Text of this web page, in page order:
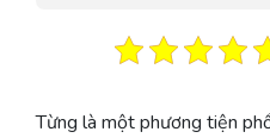
Từng là một phương tiện